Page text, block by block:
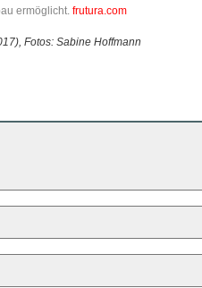
ermöglicht. frutura.com
Fotos: Sabine Hoffmann